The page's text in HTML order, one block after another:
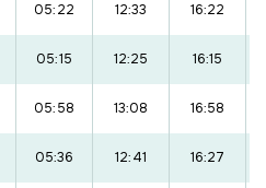
05:22 12:33 16:22
05:15 12:25 16:15
05:58 13:08 16:58
05:36 12:41 16:27